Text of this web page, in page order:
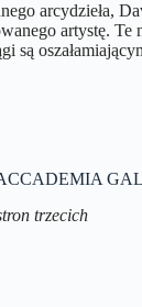
arcydzieła,
artystę. Te
trzecich